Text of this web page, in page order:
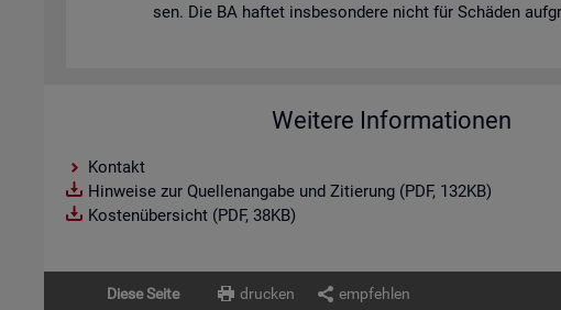
sen. Die BA haf­tet ins­be­son­de­re nicht für Schä­den
Weitere Informationen
Kontakt
Hinweise zur Quellenangabe und Zitierung (PDF, 132KB)
Kostenübersicht (PDF, 38KB)
Diese Seite drucken empfehlen